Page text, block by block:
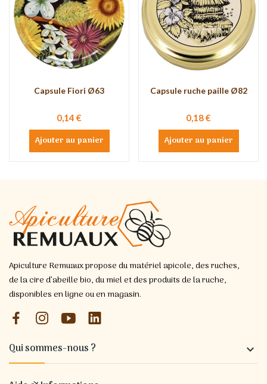
Capsule Fiori Ø63
0,14 €
Ajouter au panier
Capsule ruche paille Ø82
0,18 €
Ajouter au panier
Apiculture Remuaux propose du matériel apicole, des ruches,
de la cire d’abeille bio, du miel et des produits de la ruche,
disponibles en ligne ou en magasin.
Qui sommes-nous ? 